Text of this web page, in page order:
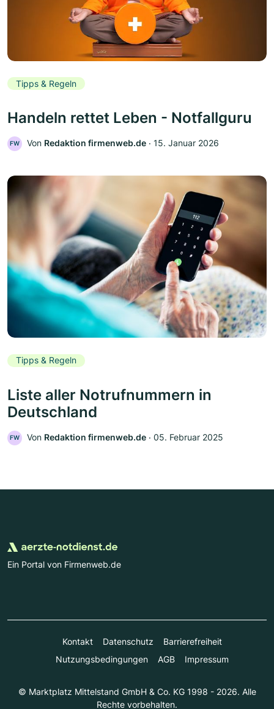
Tipps & Regeln
Handeln rettet Leben - Notfallguru
FW Von Redaktion firmenweb.de ‧ 15. Januar 2026
Tipps & Regeln
Liste aller Notrufnummern in
Deutschland
FW Von Redaktion firmenweb.de ‧ 05. Februar 2025
Ein Portal von Firmenweb.de
Kontakt Datenschutz
Barrierefreiheit
Nutzungsbedingungen
AGB Impressum
© Marktplatz Mittelstand GmbH & Co. KG 1998 - 2026. Alle
Rechte vorbehalten.